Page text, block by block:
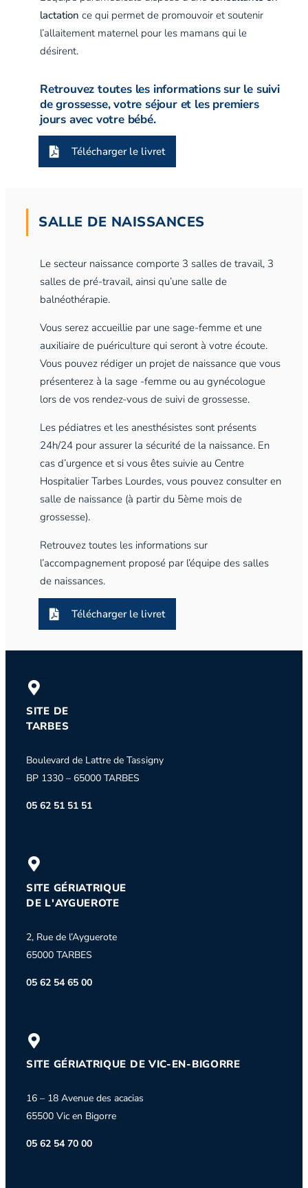
lactation ce qui permet de promouvoir et soutenir
l’allaitement maternel pour les mamans qui le
désirent.
Retrouvez toutes les informations sur le suivi
de grossesse, votre séjour et les premiers
jours avec votre bébé.
Télécharger le livret
SALLE DE NAISSANCES
Le secteur naissance comporte 3 salles de travail, 3
salles de pré-travail, ainsi qu’une salle de
balnéothérapie.
Vous serez accueillie par une sage-femme et une
auxiliaire de puériculture qui seront à votre écoute.
Vous pouvez rédiger un projet de naissance que vous
présenterez à la sage -femme ou au gynécologue
lors de vos rendez-vous de suivi de grossesse.
Les pédiatres et les anesthésistes sont présents
24h/24 pour assurer la sécurité de la naissance. En
cas d’urgence et si vous êtes suivie au Centre
Hospitalier Tarbes Lourdes, vous pouvez consulter en
salle de naissance (à partir du 5ème mois de
grossesse).
Retrouvez toutes les informations sur
l’accompagnement proposé par l’équipe des salles
de naissances.
Télécharger le livret
SITE DE
TARBES
Boulevard de Lattre de Tassigny
BP 1330 – 65000 TARBES
05 62 51 51 51
SITE GÉRIATRIQUE
DE L'AYGUEROTE
2, Rue de l’Ayguerote
65000 TARBES
05 62 54 65 00
SITE GÉRIATRIQUE DE VIC-EN-BIGORRE
16 – 18 Avenue des acacias
65500 Vic en Bigorre
05 62 54 70 00